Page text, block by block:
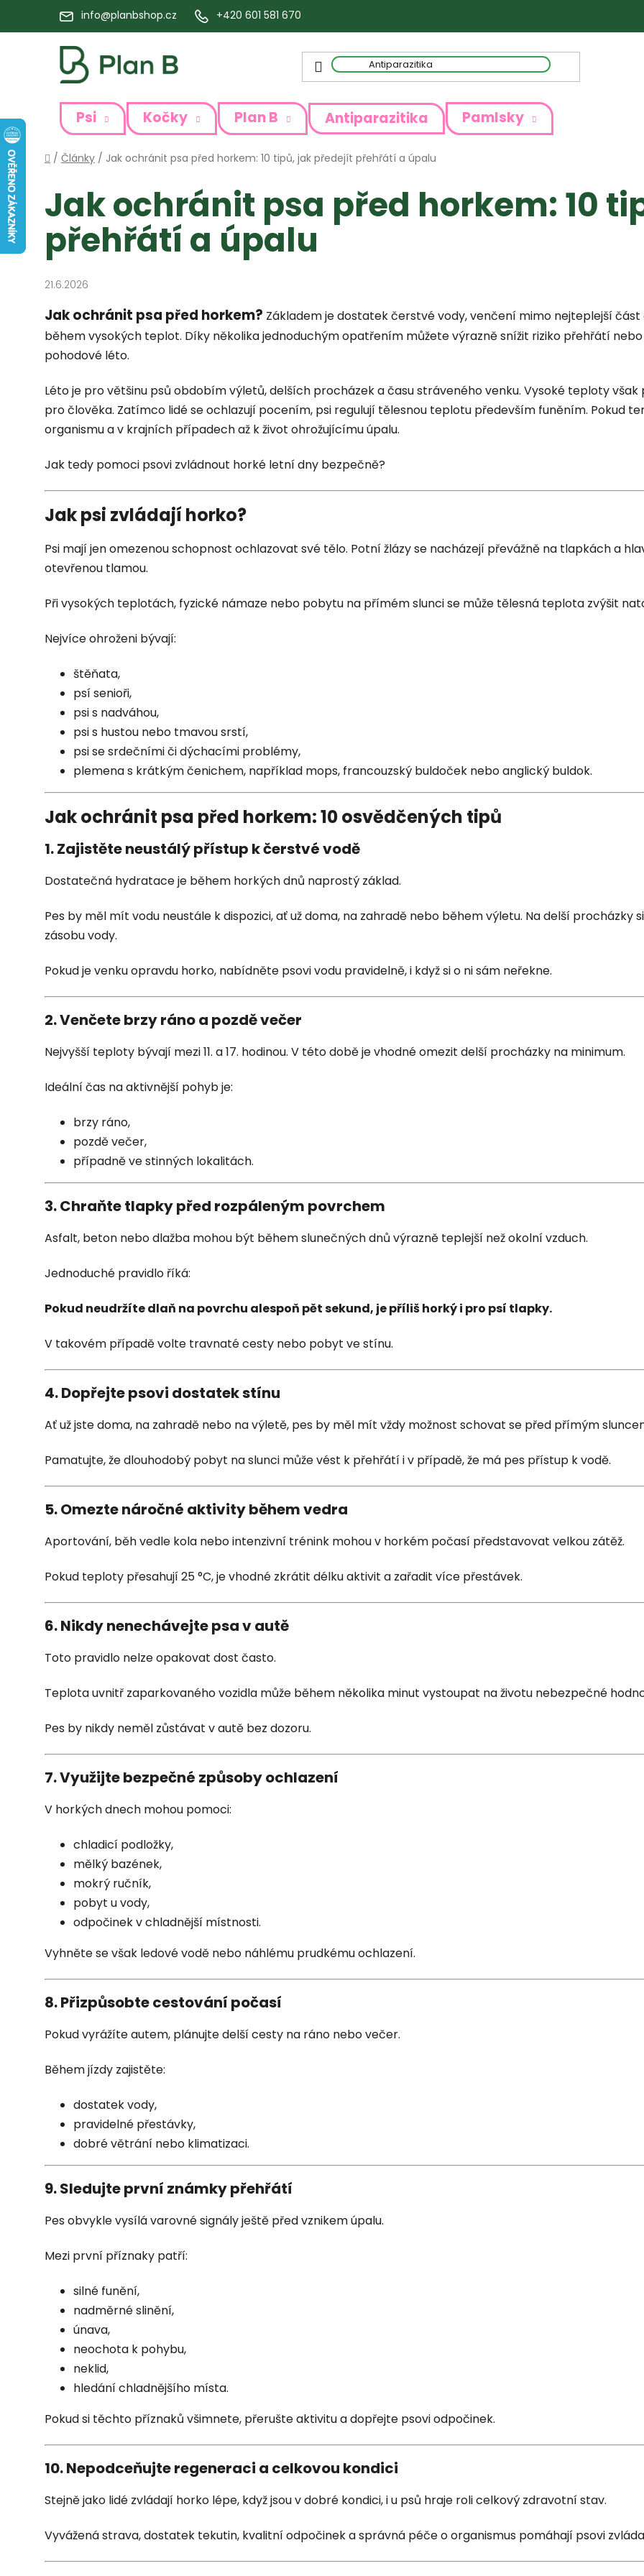
info@planbshop.cz +420 601 581 670
Psi Kočky Plan B Antiparazitika Pamlsky
Domů
/ Články / Jak ochránit psa před horkem: 10 tipů, jak předejít přehřátí a úpalu
Jak ochránit psa před horkem: 10
přehřátí a úpalu
21.6.2026
Jak ochránit psa před horkem? Základem je dostatek čerstvé vody, venčení mimo nejteplejší
během vysokých teplot. Díky několika jednoduchým opatřením můžete výrazně snížit riziko přehřátí
pohodové léto.
Léto je pro většinu psů obdobím výletů, delších procházek a času stráveného venku. Vysoké teploty
pro člověka. Zatímco lidé se ochlazují pocením, psi regulují tělesnou teplotu především funěním. Pokud
organismu a v krajních případech až k život ohrožujícímu úpalu.
Jak tedy pomoci psovi zvládnout horké letní dny bezpečně?
Jak psi zvládají horko?
Psi mají jen omezenou schopnost ochlazovat své tělo. Potní žlázy se nacházejí převážně na tlapkách a
otevřenou tlamou.
Při vysokých teplotách, fyzické námaze nebo pobytu na přímém slunci se může tělesná teplota zvýšit
Nejvíce ohroženi bývají:
štěňata,
psí senioři,
psi s nadváhou,
psi s hustou nebo tmavou srstí,
psi se srdečními či dýchacími problémy,
plemena s krátkým čenichem, například mops, francouzský buldoček nebo anglický buldok.
Jak ochránit psa před horkem: 10 osvědčených tipů
1. Zajistěte neustálý přístup k čerstvé vodě
Dostatečná hydratace je během horkých dnů naprostý základ.
Pes by měl mít vodu neustále k dispozici, ať už doma, na zahradě nebo během výletu. Na delší
zásobu vody.
Pokud je venku opravdu horko, nabídněte psovi vodu pravidelně, i když si o ni sám neřekne.
2. Venčete brzy ráno a pozdě večer
Nejvyšší teploty bývají mezi 11. a 17. hodinou. V této době je vhodné omezit delší procházky na minimum.
Ideální čas na aktivnější pohyb je:
brzy ráno,
pozdě večer,
případně ve stinných lokalitách.
3. Chraňte tlapky před rozpáleným povrchem
Asfalt, beton nebo dlažba mohou být během slunečných dnů výrazně teplejší než okolní vzduch.
Jednoduché pravidlo říká:
Pokud neudržíte dlaň na povrchu alespoň pět sekund, je příliš horký i pro psí tlapky.
V takovém případě volte travnaté cesty nebo pobyt ve stínu.
4. Dopřejte psovi dostatek stínu
Ať už jste doma, na zahradě nebo na výletě, pes by měl mít vždy možnost schovat se před přímým
Pamatujte, že dlouhodobý pobyt na slunci může vést k přehřátí i v případě, že má pes přístup k vodě.
5. Omezte náročné aktivity během vedra
Aportování, běh vedle kola nebo intenzivní trénink mohou v horkém počasí představovat velkou zátěž.
Pokud teploty přesahují 25 °C, je vhodné zkrátit délku aktivit a zařadit více přestávek.
6. Nikdy nenechávejte psa v autě
Toto pravidlo nelze opakovat dost často.
Teplota uvnitř zaparkovaného vozidla může během několika minut vystoupat na životu nebezpečné
Pes by nikdy neměl zůstávat v autě bez dozoru.
7. Využijte bezpečné způsoby ochlazení
V horkých dnech mohou pomoci:
chladicí podložky,
mělký bazének,
mokrý ručník,
pobyt u vody,
odpočinek v chladnější místnosti.
Vyhněte se však ledové vodě nebo náhlému prudkému ochlazení.
8. Přizpůsobte cestování počasí
Pokud vyrážíte autem, plánujte delší cesty na ráno nebo večer.
Během jízdy zajistěte:
dostatek vody,
pravidelné přestávky,
dobré větrání nebo klimatizaci.
9. Sledujte první známky přehřátí
Pes obvykle vysílá varovné signály ještě před vznikem úpalu.
Mezi první příznaky patří:
silné funění,
nadměrné slinění,
únava,
neochota k pohybu,
neklid,
hledání chladnějšího místa.
Pokud si těchto příznaků všimnete, přerušte aktivitu a dopřejte psovi odpočinek.
10. Nepodceňujte regeneraci a celkovou kondici
Stejně jako lidé zvládají horko lépe, když jsou v dobré kondici, i u psů hraje roli celkový zdravotní stav.
Vyvážená strava, dostatek tekutin, kvalitní odpočinek a správná péče o organismus pomáhají psovi